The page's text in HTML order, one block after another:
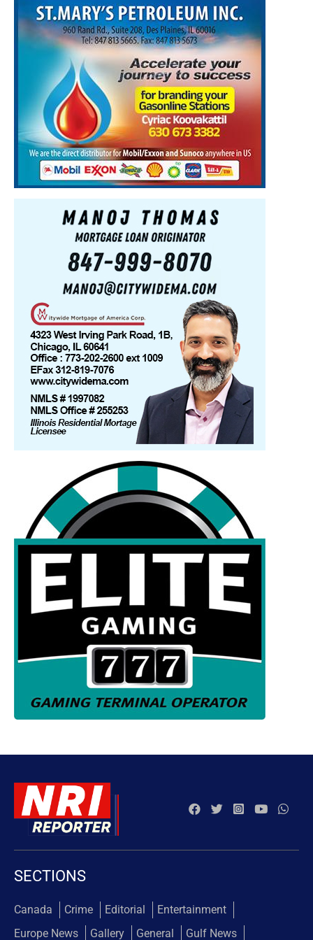
SECTIONS
Canada Crime Editorial
Entertainment
Europe News
Gallery General Gulf News